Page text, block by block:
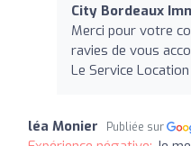
City Bordeaux
Merci pour votre
ravies de vous
Le Service Location
léa Monier Publiée sur